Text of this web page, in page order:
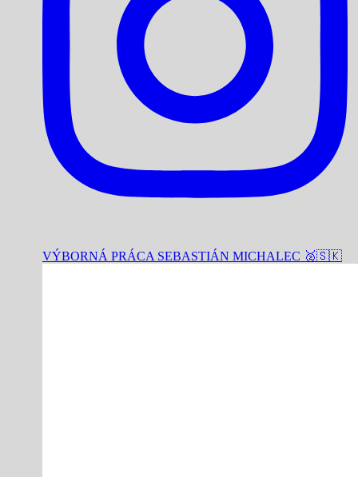
VÝBORNÁ PRÁCA SEBASTIÁN MICHALEC 🥈🇸🇰